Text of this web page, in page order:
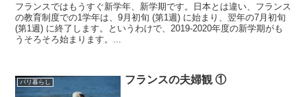
フランスではもうすぐ新学年、新学期です。日本とは違い、フランス
の教育制度での1学年は、9月初旬 (第1週) に始まり、翌年の7月初旬
(第1週) に終了します。というわけで、2019-2020年度の新学期がも
うそろそろ始まります。...
パリ暮らし フランスの夫婦観 ①